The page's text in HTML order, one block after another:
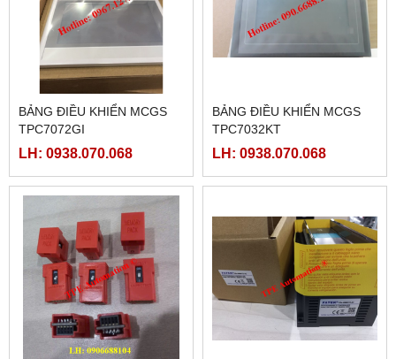
BẢNG ĐIỀU KHIỂN MCGS
TPC7072GI
LH: 0938.070.068
BẢNG ĐIỀU KHIỂN MCGS
TPC7032KT
LH: 0938.070.068